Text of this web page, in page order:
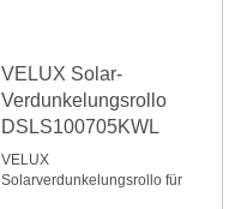
VELUX Solar-
Verdunkelungsrollo
DSLS100705KWL
VELUX
Solarverdunkelungsrollo für